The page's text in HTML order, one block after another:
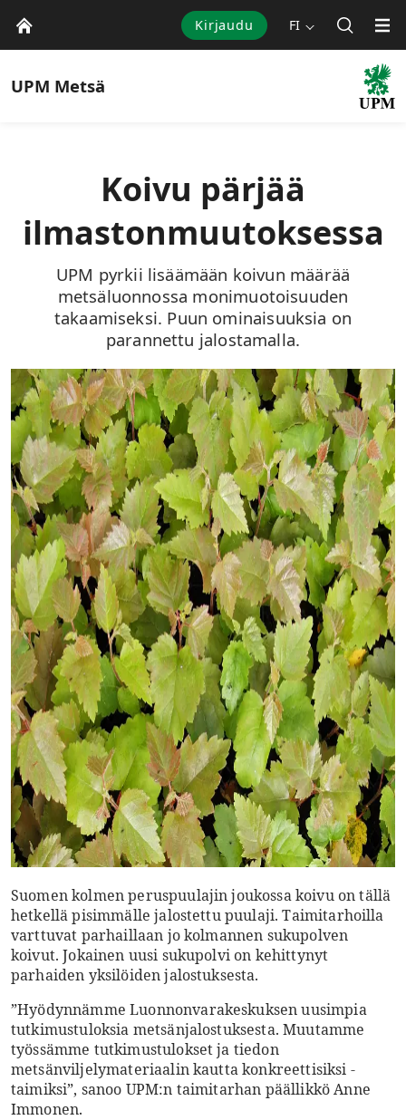
Kirjaudu FI
UPM Metsä
Koivu pärjää
ilmastonmuutoksessa
UPM pyrkii lisäämään ­koivun määrää
metsäluonnossa monimuotoisuuden
takaamiseksi. Puun ominaisuuksia on
parannettu jalostamalla.
Suomen kolmen peruspuulajin joukossa ­koivu on tällä
hetkellä pisimmälle ­jalostettu puulaji. Taimitarhoilla
varttuvat parhaillaan jo kolmannen sukupolven
koivut. Jokainen uusi sukupolvi on kehittynyt
parhaiden yksilöiden jalostuksesta.
”Hyödynnämme Luonnonvarakeskuksen uusimpia
tutkimustuloksia metsänjalostuksesta. Muutamme
työssämme tutkimustulokset ja tiedon
metsänviljelymateriaalin kautta konkreettisiksi ­
taimiksi”, sanoo UPM:n taimitarhan päällikkö Anne
Immonen.